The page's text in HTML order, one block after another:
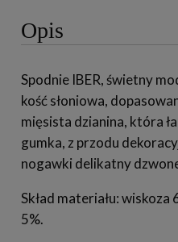
Opis
Spodnie IBER, świetny
kość słoniowa,
mięsista dzianina, która
gumka, z przodu
nogawki delikatny
Skład materiału:
5%.